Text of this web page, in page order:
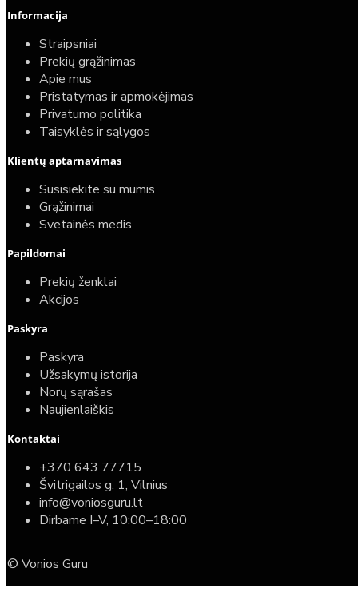
Informacija
Straipsniai
Prekių grąžinimas
Apie mus
Pristatymas ir apmokėjimas
Privatumo politika
Taisyklės ir sąlygos
Klientų aptarnavimas
Susisiekite su mumis
Grąžinimai
Svetainės medis
Papildomai
Prekių ženklai
Akcijos
Paskyra
Paskyra
Užsakymų istorija
Norų sąrašas
Naujienlaiškis
Kontaktai
+370 643 77715
Švitrigailos g. 1, Vilnius
info@voniosguru.lt
Dirbame I–V, 10:00–18:00
© Vonios Guru